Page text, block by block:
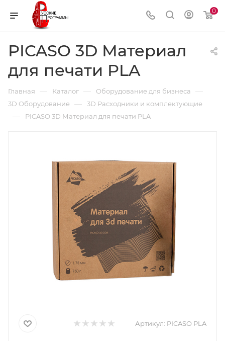
0
PICASO 3D Материал
для печати PLA
Главная — Каталог — Оборудование для бизнеса —
3D Оборудование — 3D Расходники и комплектующие
— PICASO 3D Материал для печати PLA
Артикул: PICASO PLA